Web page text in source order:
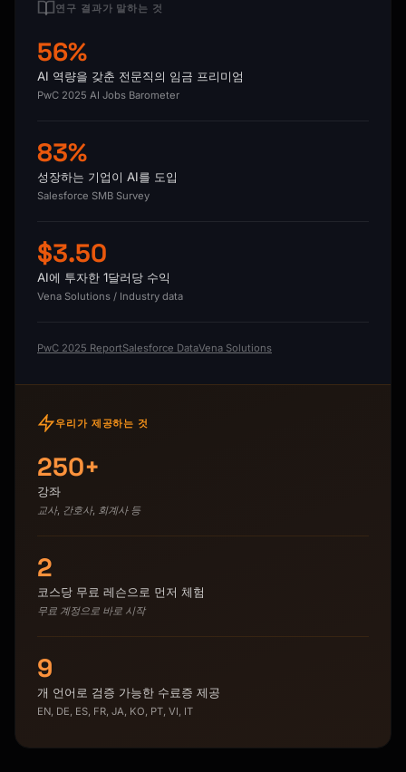
연구 결과가 말하는 것
56%
AI 역량을 갖춘 전문직의 임금 프리미엄
PwC 2025 AI Jobs Barometer
83%
성장하는 기업이 AI를 도입
Salesforce SMB Survey
$3.50
AI에 투자한 1달러당 수익
Vena Solutions / Industry data
PwC 2025 ReportSalesforce DataVena Solutions
우리가 제공하는 것
250+
강좌
교사, 간호사, 회계사 등
2
코스당 무료 레슨으로 먼저 체험
무료 계정으로 바로 시작
9
개 언어로 검증 가능한 수료증 제공
EN, DE, ES, FR, JA, KO, PT, VI, IT